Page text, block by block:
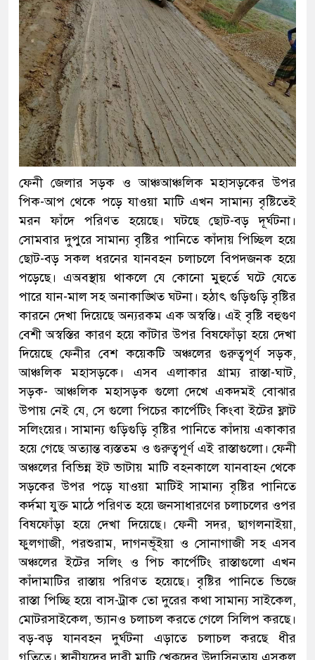
ফেনী জেলার সড়ক ও আঞ্চআঞ্চলিক মহাসড়কের উপর
পিক-আপ থেকে পড়ে যাওয়া মাটি এখন সামান্য বৃষ্টিতেই
মরন ফাঁদে পরিণত হয়েছে। ঘটছে ছোট-বড় দূর্ঘটনা।
সোমবার দুপুরে সামান্য বৃষ্টির পানিতে কাঁদায় পিচ্ছিল হয়ে
ছোট-বড় সকল ধরনের যানবহন চলাচলে বিপদজনক হয়ে
পড়েছে। এঅবস্থায় থাকলে যে কোনো মুহুর্তে ঘটে যেতে
পারে যান-মাল সহ অনাকাঙ্খিত ঘটনা। হঠাৎ গুড়িগুড়ি বৃষ্টির
কারনে দেখা দিয়েছে অন্যরকম এক অস্বস্তি। এই বৃষ্টি বহুগুণ
বেশী অস্বস্তির কারণ হয়ে কাঁটার উপর বিষফোঁড়া হয়ে দেখা
দিয়েছে ফেনীর বেশ কয়েকটি অঞ্চলের গুরুত্বপূর্ণ সড়ক,
আঞ্চলিক মহাসড়কে। এসব এলাকার গ্রাম্য রাস্তা-ঘাট,
সড়ক- আঞ্চলিক মহাসড়ক গুলো দেখে একদমই বোঝার
উপায় নেই যে, সে গুলো পিচের কার্পেটিং কিংবা ইটের ফ্লাট
সলিংয়ের। সামান্য গুড়িগুড়ি বৃষ্টির পানিতে কাঁদায় একাকার
হয়ে গেছে অত্যান্ত ব্যস্ততম ও গুরুত্বপূর্ণ এই রাস্তাগুলো। ফেনী
অঞ্চলের বিভিন্ন ইট ভাটায় মাটি বহনকালে যানবাহন থেকে
সড়কের উপর পড়ে যাওয়া মাটিই সামান্য বৃষ্টির পানিতে
কর্দমা যুক্ত মাঠে পরিণত হয়ে জনসাধারণের চলাচলের ওপর
বিষফোঁড়া হয়ে দেখা দিয়েছে। ফেনী সদর, ছাগলনাইয়া,
ফুলগাজী, পরশুরাম, দাগনভূঁইয়া ও সোনাগাজী সহ এসব
অঞ্চলের ইটের সলিং ও পিচ কার্পেটিং রাস্তাগুলো এখন
কাঁদামাটির রাস্তায় পরিণত হয়েছে। বৃষ্টির পানিতে ভিজে
রাস্তা পিচ্ছি হয়ে বাস-ট্রাক তো দুরের কথা সামান্য সাইকেল,
মোটরসাইকেল, ভ্যানও চলাচল করতে গেলে সিলিপ করছে।
বড়-বড় যানবহন দুর্ঘটনা এড়াতে চলাচল করছে ধীর